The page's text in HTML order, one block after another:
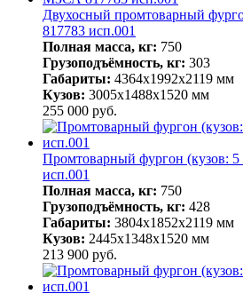
Двухосный промтоварный
817783 исп.001
Полная масса, кг: 750
Грузоподъёмность, кг: 303
Габариты: 4364х1992х2119 мм
Кузов: 3005х1488х1520 мм
255 000 руб.
Промтоварный фургон (кузов:
исп.001
Полная масса, кг: 750
Грузоподъёмность, кг: 428
Габариты: 3804x1852x2119 мм
Кузов: 2445х1348х1520 мм
213 900 руб.